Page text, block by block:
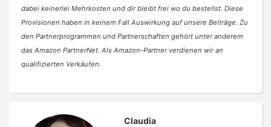
dabei keinerlei Mehrkosten und dir bleibt frei wo du bestellst. Diese
Provisionen haben in keinem Fall Auswirkung auf unsere Beiträge. Zu
den Partnerprogrammen und Partnerschaften gehört unter anderem
das Amazon PartnerNet. Als Amazon-Partner verdienen wir an
qualifizierten Verkäufen.
Claudia